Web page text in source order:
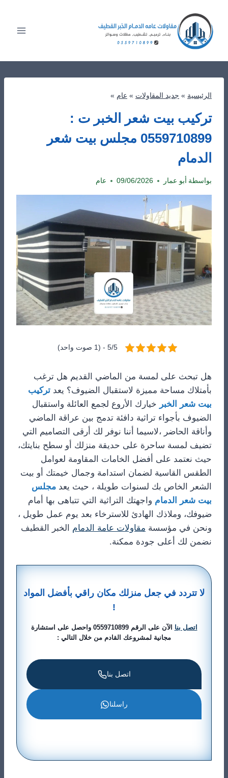
المحتوى
الرئيسية » جديد المقاولات » عام »
تركيب بيت شعر الخبر ت :
0559710899 مجلس بيت شعر
الدمام
بواسطة أبو عمار 09/06/2026 عام
5/5 - (1 صوت واحد)
هل تبحث على لمسة من الماضي القديم هل ترغب
بأمتلاك مساحة مميزة لاستقبال الضيوف؟ يعد تركيب
بيت شعر الخبر خيارك الأروع لجمع العائلة واستقبال
الضيوف بأجواء تراثية دافئة تدمج بين عراقة الماضي
وأناقة الحاضر ،لاسيما أننا نوفر لك أرقى التصاميم التي
تضيف لمسة ساحرة على حديقة منزلك أو سطح بنايتك،
حيث نعتمد على أفضل الخامات المقاومة لعوامل
الطقس القاسية لضمان استدامة وجمال خيمتك أو بيت
الشعر الخاص بك لسنوات طويلة ، حيث يعد مجلس
بيت شعر الدمام واجهتك التراثية التي تتباهى بها أمام
ضيوفك، وملاذك الهادئ للاسترخاء بعد يوم عمل طويل ،
ونحن في مؤسسة مقاولات عامة الدمام الخبر القطيف
نضمن لك أعلى جودة ممكنة.
لا تتردد في جعل منزلك مكان راقي بأفضل المواد
!
اتصل بنا
الآن على الرقم 0559710899 واحصل على استشارة
مجانية لمشروعك القادم من خلال التالي :
اتصل بنا
راسلنا